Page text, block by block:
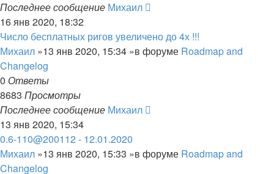
Последнее сообщение Михаил
16 янв 2020, 18:32
Число бесплатных ригов увеличено до 4х !!!
Михаил »13 янв 2020, 15:34 »в форуме Roadmap and
Changelog
0 Ответы
8683 Просмотры
Последнее сообщение Михаил
13 янв 2020, 15:34
0.6-110@200112 - 12.01.2020
Михаил »13 янв 2020, 15:33 »в форуме Roadmap and
Changelog